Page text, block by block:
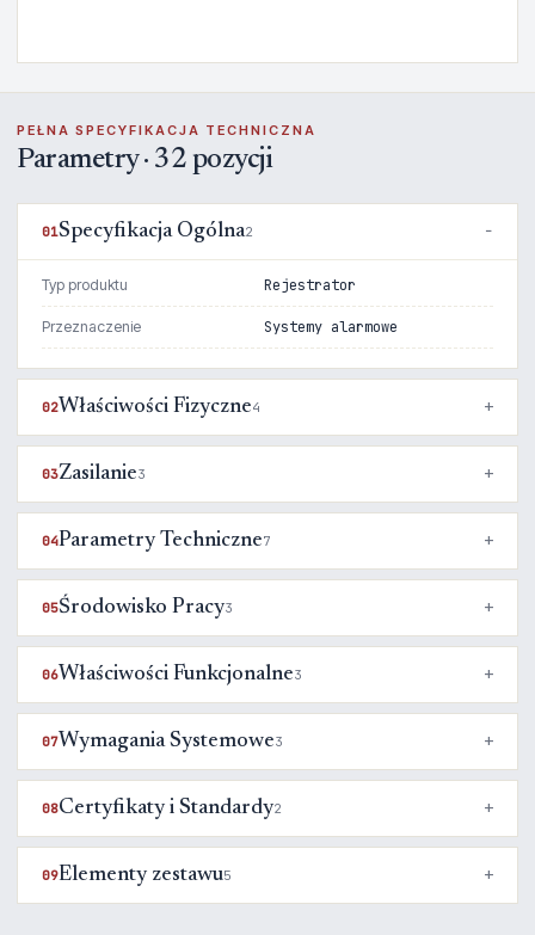
PEŁNA SPECYFIKACJA TECHNICZNA
Parametry · 32 pozycji
01Specyfikacja Ogólna2
Typ produktu Rejestrator
Przeznaczenie Systemy alarmowe
02Właściwości Fizyczne4
03Zasilanie3
04Parametry Techniczne7
05Środowisko Pracy3
06Właściwości Funkcjonalne3
07Wymagania Systemowe3
08Certyfikaty i Standardy2
09Elementy zestawu5